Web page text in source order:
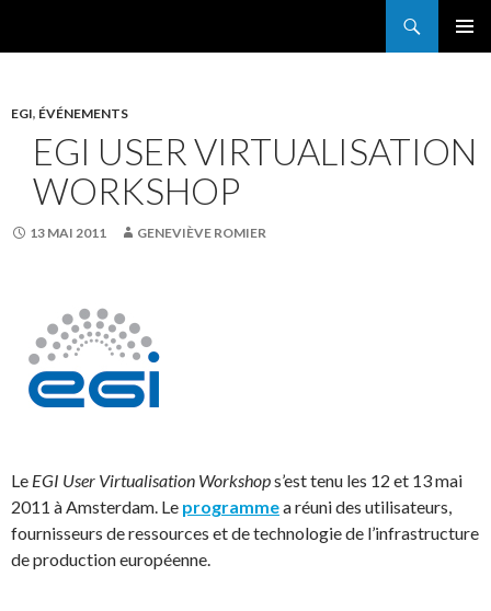
EGI, ÉVÉNEMENTS
EGI USER VIRTUALISATION
WORKSHOP
13 MAI 2011 GENEVIÈVE ROMIER
Le EGI User Virtualisation Workshops’est tenu les 12 et 13 mai
2011 à Amsterdam. Le programmea réuni des utilisateurs,
fournisseurs de ressources et de technologie de l’infrastructure
de production européenne.